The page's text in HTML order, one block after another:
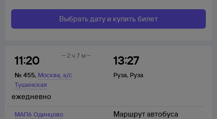
Выбрать дату и купить билет
11:20
№ 455, Москва,а/с
Тушинская
13:27
Руза, Руза
2 ч 7 м
МАП6 Одинцово
ежедневно
Маршрут автобуса